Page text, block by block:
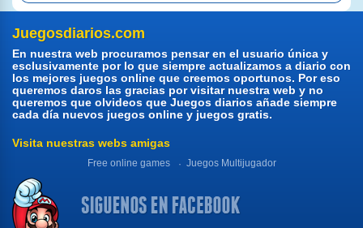
Juegosdiarios.com
En nuestra web procuramos pensar en el usuario única y
esclusivamente por lo que siempre actualizamos a diario con
los mejores juegos online que creemos oportunos. Por eso
queremos daros las gracias por visitar nuestra web y no
queremos que olvideos que Juegos diarios añade siempre
cada día nuevos juegos online y juegos gratis.
Visita nuestras webs amigas
Free online games Juegos Multijugador